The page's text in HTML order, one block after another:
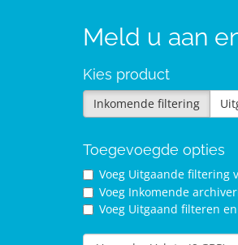
Meld u aan
Kies product
Inkomende filtering
Toegevoegde opties
Voeg Uitgaande filtering
Voeg Inkomende
Voeg Uitgaand filteren